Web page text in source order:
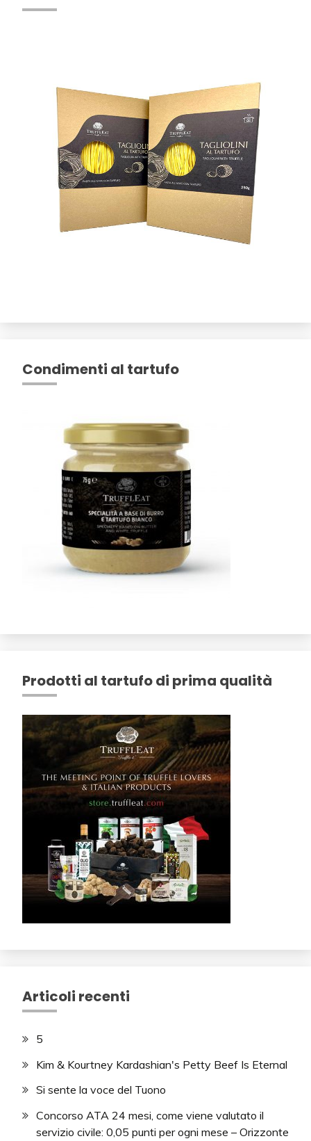
Condimenti al tartufo
Prodotti al tartufo di prima qualità
Articoli recenti
5
Kim & Kourtney Kardashian's Petty Beef Is Eternal
Si sente la voce del Tuono
Concorso ATA 24 mesi, come viene valutato il
servizio civile: 0,05 punti per ogni mese – Orizzonte